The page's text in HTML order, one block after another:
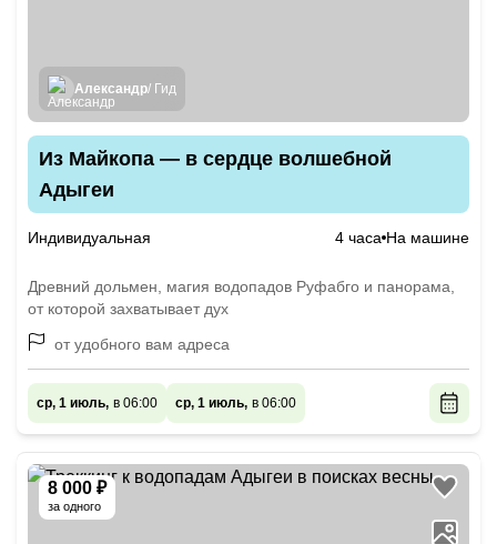
Александр/ Гид
Из Майкопа — в сердце волшебной
Адыгеи
Индивидуальная 4 часа На машине
Древний дольмен, магия водопадов Руфабго и панорама,
от которой захватывает дух
от удобного вам адреса
ср, 1 июль, в 06:00 ср, 1 июль, в 06:00
8 000 ₽
за одного